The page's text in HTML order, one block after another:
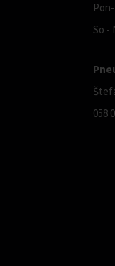
So -
058